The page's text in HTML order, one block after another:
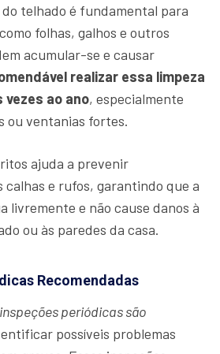
telhado é fundamental para
folhas, galhos e outros
acumular-se e causar
realizar essa limpeza
vezes ao ano, especialmente
ou ventanias fortes.
ajuda a prevenir
e rufos, garantindo que a
livremente e não cause danos à
ou às paredes da casa.
Recomendadas
inspeções periódicas são
possíveis problemas